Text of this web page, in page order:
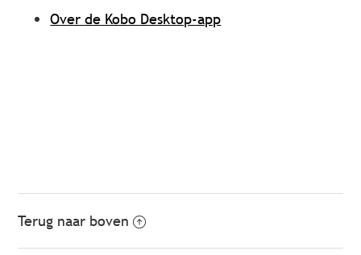
Over de Kobo Desktop-app
Terug naar boven